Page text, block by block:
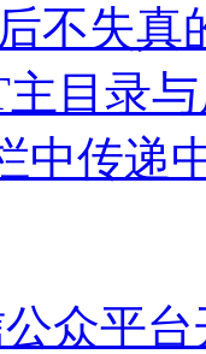
不失
主目录
中传递
众平台